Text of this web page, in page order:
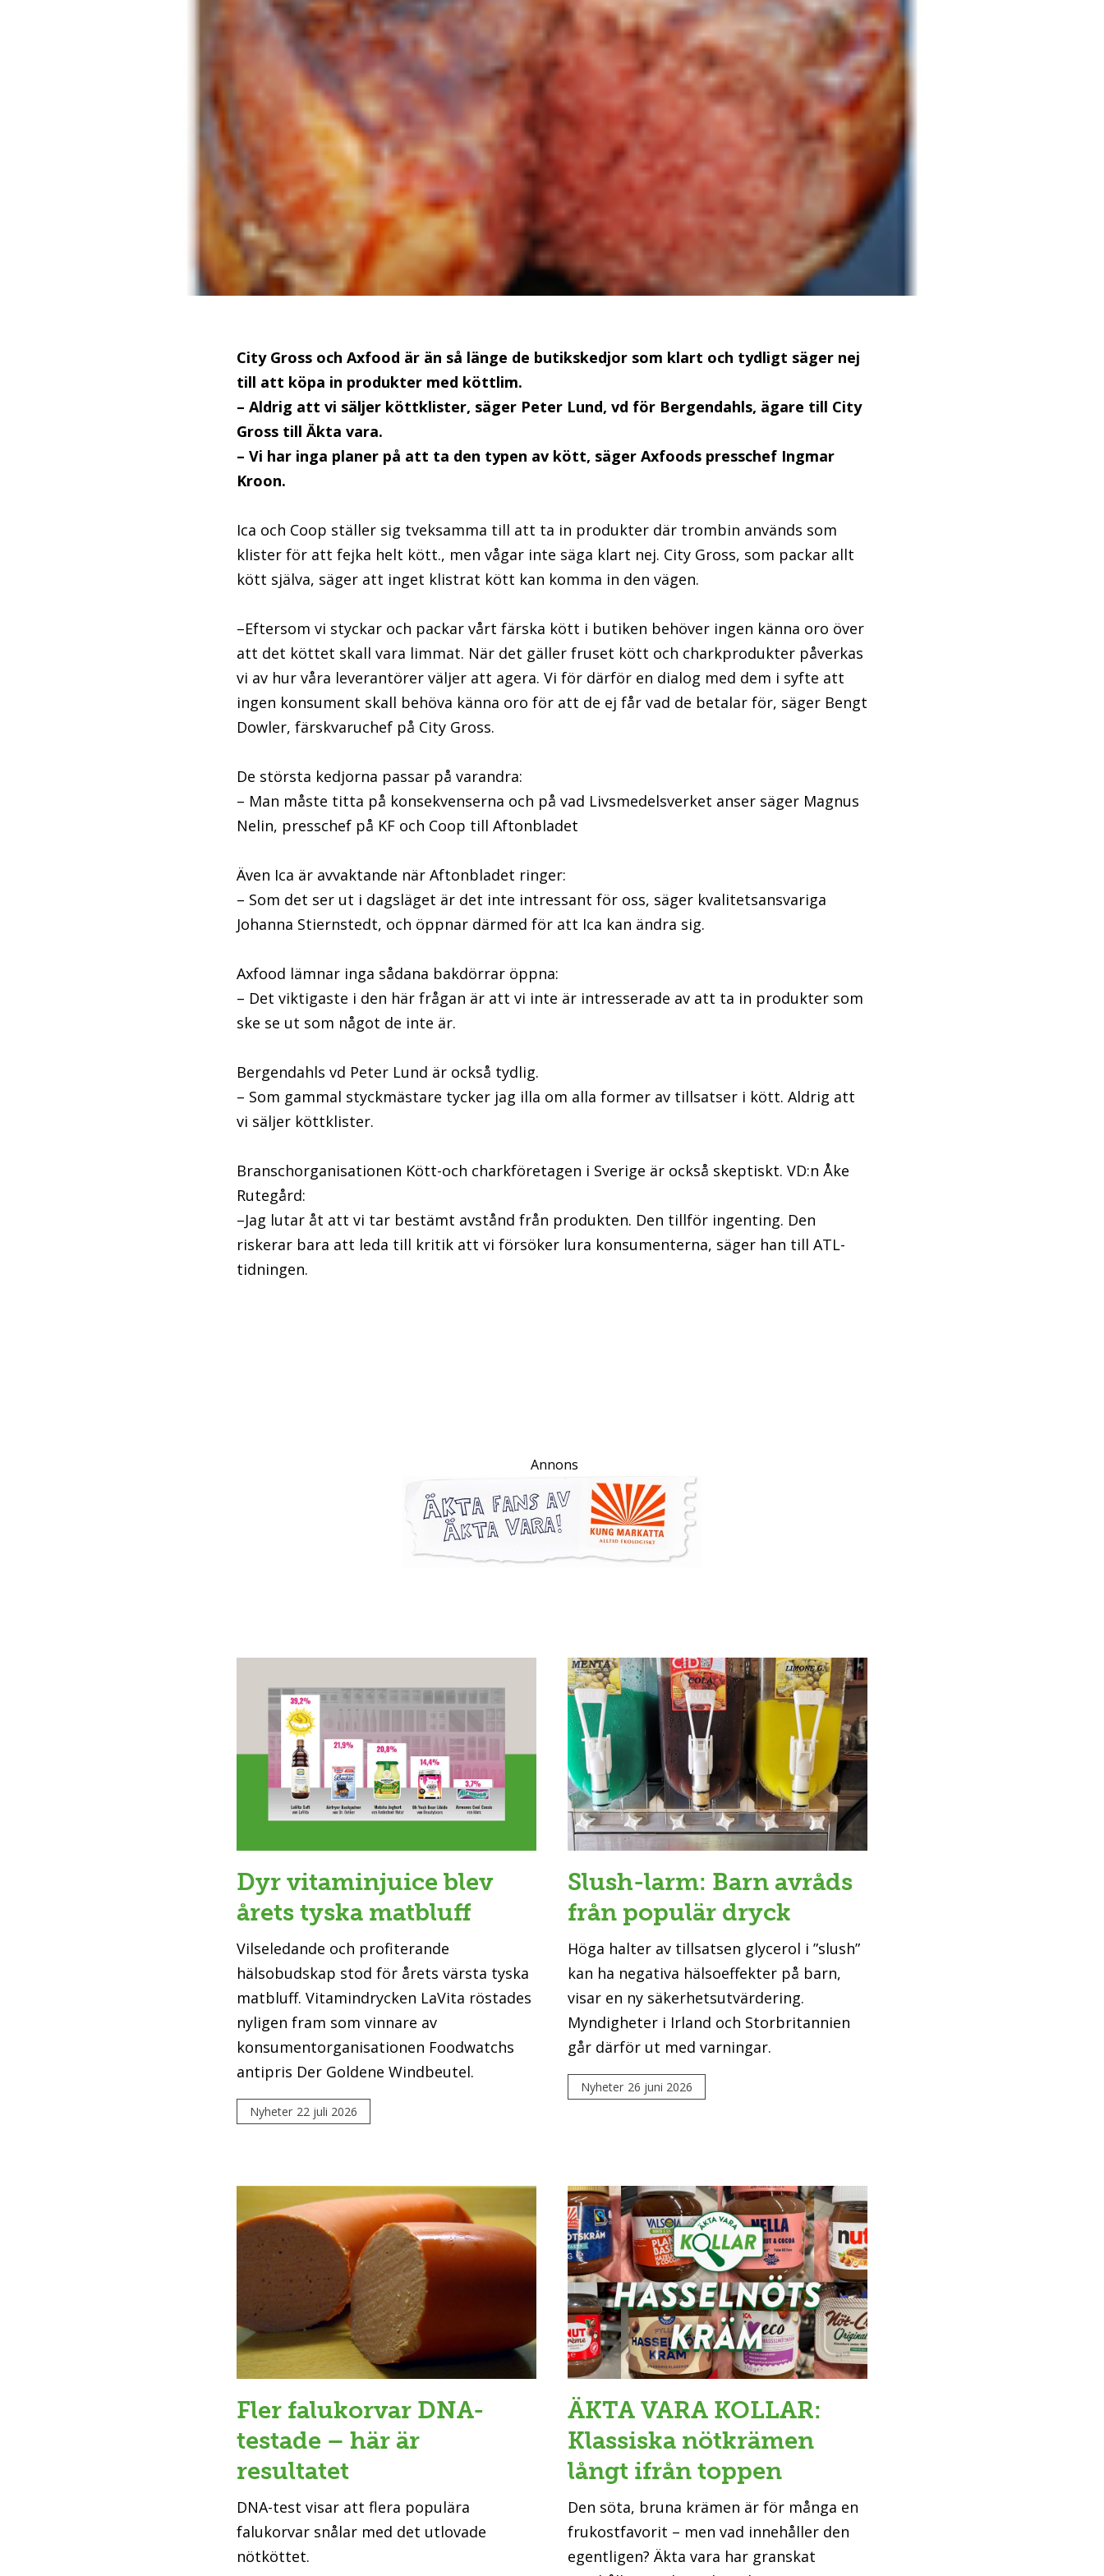
City Gross och Axfood är än så länge de butikskedjor som klart och tydligt säger nej
till att köpa in produkter med köttlim.
– Aldrig att vi säljer köttklister, säger Peter Lund, vd för Bergendahls, ägare till City
Gross till Äkta vara.
– Vi har inga planer på att ta den typen av kött, säger Axfoods presschef Ingmar
Kroon.
Ica och Coop ställer sig tveksamma till att ta in produkter där trombin används som
klister för att fejka helt kött., men vågar inte säga klart nej. City Gross, som packar allt
kött själva, säger att inget klistrat kött kan komma in den vägen.
–Eftersom vi styckar och packar vårt färska kött i butiken behöver ingen känna oro över
att det köttet skall vara limmat. När det gäller fruset kött och charkprodukter påverkas
vi av hur våra leverantörer väljer att agera. Vi för därför en dialog med dem i syfte att
ingen konsument skall behöva känna oro för att de ej får vad de betalar för, säger Bengt
Dowler, färskvaruchef på City Gross.
De största kedjorna passar på varandra:
– Man måste titta på konsekvenserna och på vad Livsmedelsverket anser säger Magnus
Nelin, presschef på KF och Coop till Aftonbladet
Även Ica är avvaktande när Aftonbladet ringer:
– Som det ser ut i dagsläget är det inte intressant för oss, säger kvalitetsansvariga
Johanna Stiernstedt, och öppnar därmed för att Ica kan ändra sig.
Axfood lämnar inga sådana bakdörrar öppna:
– Det viktigaste i den här frågan är att vi inte är intresserade av att ta in produkter som
ske se ut som något de inte är.
Bergendahls vd Peter Lund är också tydlig.
– Som gammal styckmästare tycker jag illa om alla former av tillsatser i kött. Aldrig att
vi säljer köttklister.
Branschorganisationen Kött-och charkföretagen i Sverige är också skeptiskt. VD:n Åke
Rutegård:
–Jag lutar åt att vi tar bestämt avstånd från produkten. Den tillför ingenting. Den
riskerar bara att leda till kritik att vi försöker lura konsumenterna, säger han till ATL-
tidningen.
Annons
Dyr vitaminjuice blev
årets tyska matbluff
Vilseledande och profiterande
hälsobudskap stod för årets värsta tyska
matbluff. Vitamindrycken LaVita röstades
nyligen fram som vinnare av
konsumentorganisationen Foodwatchs
antipris Der Goldene Windbeutel.
Nyheter 22 juli 2026
Slush-larm: Barn avråds
från populär dryck
Höga halter av tillsatsen glycerol i ”slush”
kan ha negativa hälsoeffekter på barn,
visar en ny säkerhetsutvärdering.
Myndigheter i Irland och Storbritannien
går därför ut med varningar.
Nyheter 26 juni 2026
Fler falukorvar DNA-
testade – här är
resultatet
DNA-test visar att flera populära
falukorvar snålar med det utlovade
nötköttet.
ÄKTA VARA KOLLAR:
Klassiska nötkrämen
långt ifrån toppen
Den söta, bruna krämen är för många en
frukostfavorit – men vad innehåller den
egentligen? Äkta vara har granskat